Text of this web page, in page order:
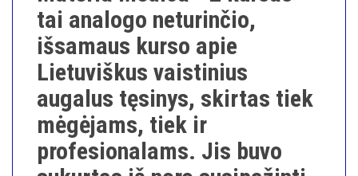
tai analogo neturinčio,
išsamaus kurso apie
Lietuviškus vaistinius
augalus tęsinys, skirtas tiek
mėgėjams, tiek ir
profesionalams. Jis buvo